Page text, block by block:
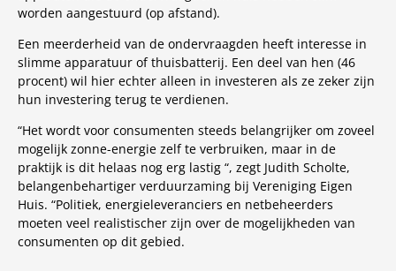
worden aangestuurd (op afstand).
Een meerderheid van de ondervraagden heeft interesse in
slimme apparatuur of thuisbatterij. Een deel van hen (46
procent) wil hier echter alleen in investeren als ze zeker zijn
hun investering terug te verdienen.
“Het wordt voor consumenten steeds belangrijker om zoveel
mogelijk zonne-energie zelf te verbruiken, maar in de
praktijk is dit helaas nog erg lastig “, zegt Judith Scholte,
belangenbehartiger verduurzaming bij Vereniging Eigen
Huis. “Politiek, energieleveranciers en netbeheerders
moeten veel realistischer zijn over de mogelijkheden van
consumenten op dit gebied.